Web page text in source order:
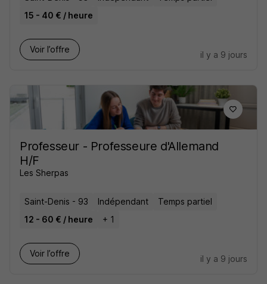
15 - 40 € / heure
Voir l’offre
il y a 9 jours
Professeur - Professeure d'Allemand
H/F
Les Sherpas
Saint-Denis - 93 Indépendant
Temps partiel
12 - 60 € / heure
+ 1
Voir l’offre
il y a 9 jours